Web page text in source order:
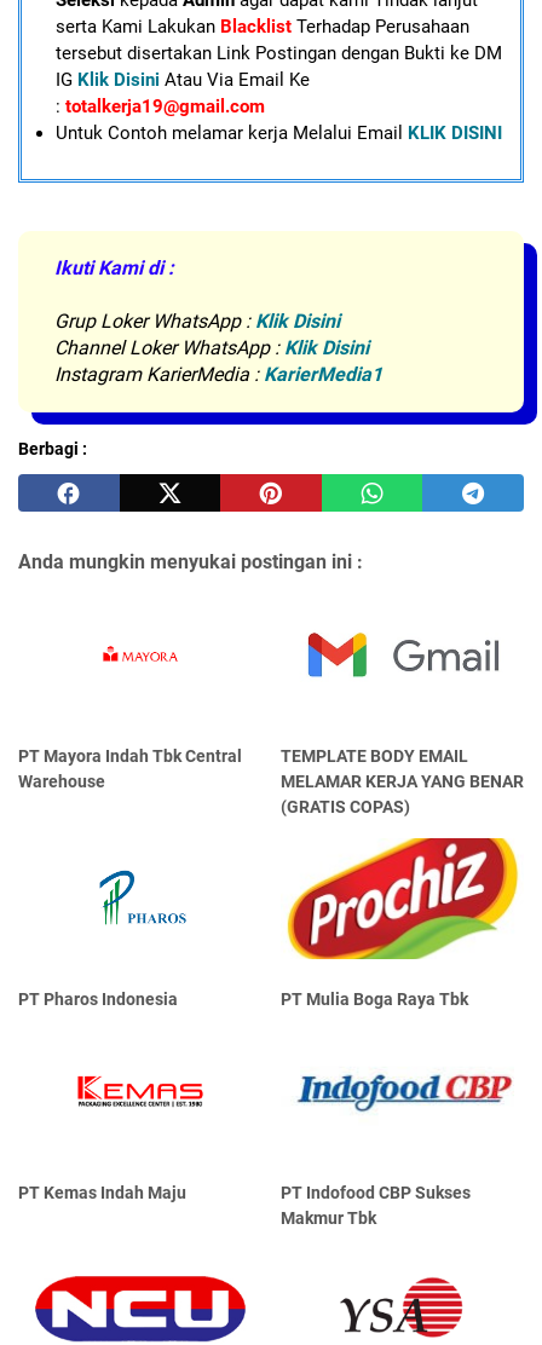
serta Kami LakukanBlacklist Terhadap Perusahaan
tersebut disertakan Link Postingan dengan Bukti ke DM
IG Klik Disini Atau Via Email Ke
: totalkerja19@gmail.com
Untuk Contoh melamar kerja Melalui Email KLIK DISINI
Ikuti Kami di :
Grup Loker WhatsApp : Klik Disini
Channel Loker WhatsApp : Klik Disini
Instagram KarierMedia : KarierMedia1
Berbagi :
Anda mungkin menyukai postingan ini :
PT Mayora Indаh Tbk Central
Warehouse
TEMPLATE BODY EMAIL
MELAMAR KERJA YANG BENAR
(GRATIS COPAS)
PT Pharos Indonesia PT Mulia Boga Raya Tbk
PT Kemas Indah Maju
PT Indofood CBP Sukses
Makmur Tbk